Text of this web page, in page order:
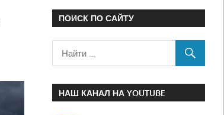
ПОИСК ПО САЙТУ
НАШ КАНАЛ НА YOUTUBE